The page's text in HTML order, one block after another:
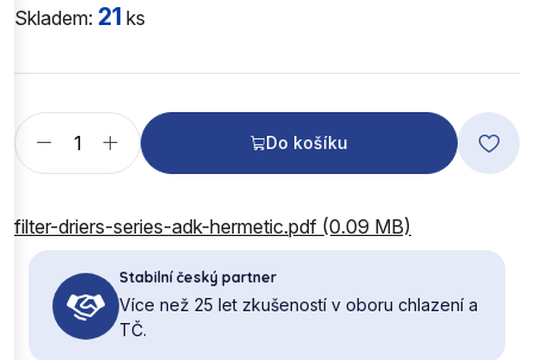
Skladem: 21 ks
Do košíku
filter-driers-series-adk-hermetic.pdf (0.09 MB)
Stabilní český partner
Více než 25 let zkušeností v oboru chlazení a
TČ.